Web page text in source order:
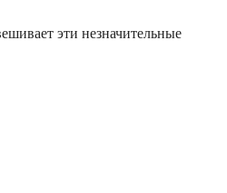
эти незначительные